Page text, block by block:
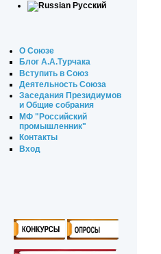
Русский
О Союзе
Блог А.А.Турчака
Вступить в Союз
Деятельность Союза
Заседания Президиумов
и Общие собрания
МФ "Российский
промышленник"
Контакты
Вход